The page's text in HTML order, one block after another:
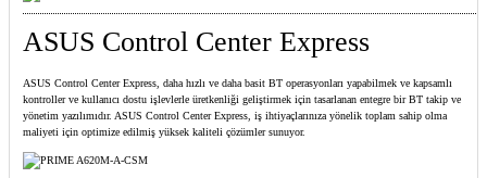
ASUS Control Center Express
ASUS Control Center Express, daha hızlı ve daha basit BT operasyonları yapabilmek ve kapsamlı
kontroller ve kullanıcı dostu işlevlerle üretkenliği geliştirmek için tasarlanan entegre bir BT takip ve
yönetim yazılımıdır. ASUS Control Center Express, iş ihtiyaçlarınıza yönelik toplam sahip olma
maliyeti için optimize edilmiş yüksek kaliteli çözümler sunuyor.